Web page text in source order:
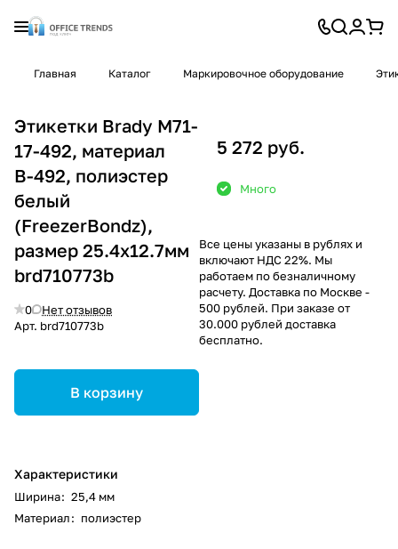
Главная Каталог Маркировочное оборудование
Этикетки Brady M71-
17-492, материал
В-492, полиэстер
белый
(FreezerBondz),
размер 25.4х12.7мм
brd710773b
0
Нет отзывов
Арт. brd710773b
В корзину
Характеристики
Ширина: 25,4 мм
Материал: полиэстер
5 272 руб.
Много
Все цены указаны в рублях и
включают НДС 22%. Мы
работаем по безналичному
расчету. Доставка по Москве -
500 рублей. При заказе от
30.000 рублей доставка
бесплатно.